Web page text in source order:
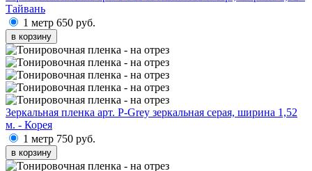
Тайвань
1 метр 650 руб.
в корзину
Зеркальная пленка арт. P-Grey зеркальная серая, ширина 1,52
м. - Корея
1 метр 750 руб.
в корзину